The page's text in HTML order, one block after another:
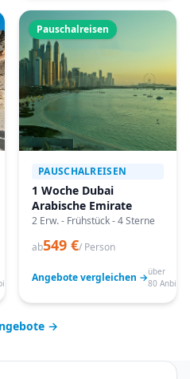
Pauschalreisen
PAUSCHALREISEN
1 Woche Dubai
Arabische Emirate
2 Erw. - Frühstück - 4 Sterne
ab549 €/ Person
Angebote vergleichen →über
80
→